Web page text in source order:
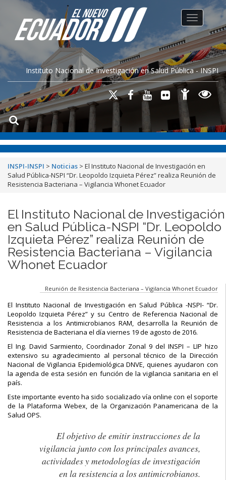
Instituto Nacional de Investigación en Salud Pública - INSPI
Toggle
INSPI-INSPI > Noticias > El Instituto Nacional de Investigación en
Salud Pública-NSPI “Dr. Leopoldo Izquieta Pérez” realiza Reunión de
Resistencia Bacteriana – Vigilancia Whonet Ecuador
El Instituto Nacional de Investigación
en Salud Pública-NSPI “Dr. Leopoldo
Izquieta Pérez” realiza Reunión de
Resistencia Bacteriana – Vigilancia
Whonet Ecuador
Reunión de Resistencia Bacteriana – Vigilancia Whonet Ecuador
El Instituto Nacional de Investigación en Salud Pública -NSPI- “Dr.
Leopoldo Izquieta Pérez” y su Centro de Referencia Nacional de
Resistencia a los Antimicrobianos RAM, desarrolla la Reunión de
Resistencia de Bacteriana el día viernes 19 de agosto de 2016.
El Ing. David Sarmiento, Coordinador Zonal 9 del INSPI – LIP hizo
extensivo su agradecimiento al personal técnico de la Dirección
Nacional de Vigilancia Epidemiológica DNVE, quienes ayudaron con
la agenda de esta sesión en función de la vigilancia sanitaria en el
país.
Este importante evento ha sido socializado vía online con el soporte
de la Plataforma Webex, de la Organización Panamericana de la
Salud OPS.
El objetivo de emitir instrucciones de la
vigilancia junto con los principales avances,
actividades y metodologías de investigación
en la resistencia a los antimicrobianos.